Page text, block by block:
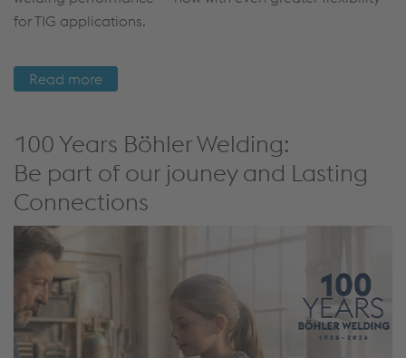
Read more
100 Years Böhler Welding:
Connections